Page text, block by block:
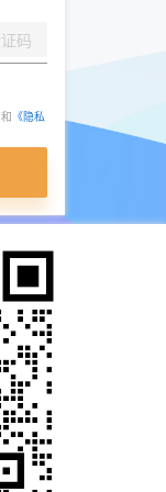
码
和 《隐私